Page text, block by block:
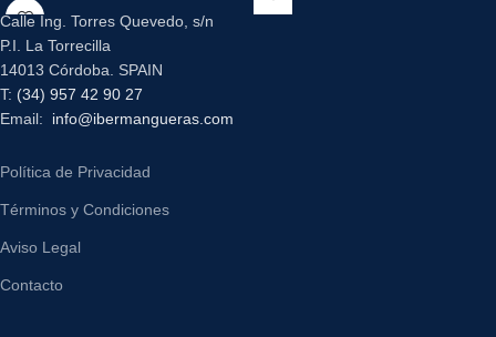
Calle Ing. Torres Quevedo, s/n
P.I. La Torrecilla
14013 Córdoba. SPAIN
T: (34) 957 42 90 27
Email: info@ibermangueras.com
Política de Privacidad
Términos y Condiciones
Aviso Legal
Contacto